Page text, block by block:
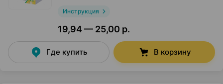
Инструкция
19,94 — 25,00 р.
Где купить В корзину